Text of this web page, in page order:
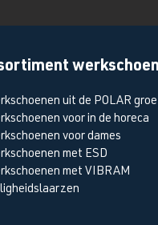
uit de POLAR
voor in de horeca
voor dames
met ESD
met VIBRAM